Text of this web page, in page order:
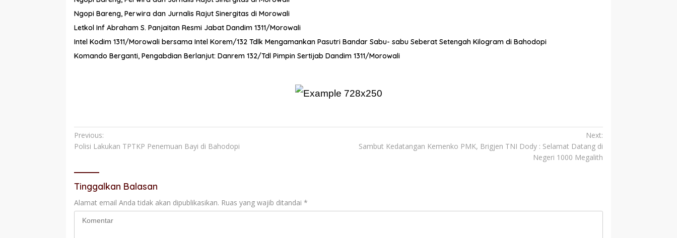
Ngopi Bareng, Perwira dan Jurnalis Rajut Sinergitas di Morowali
Letkol Inf Abraham S. Panjaitan Resmi Jabat Dandim 1311/Morowali
Intel Kodim 1311/Morowali bersama Intel Korem/132 Tdlk Mengamankan Pasutri Bandar Sabu- sabu Seberat Setengah Kilogram di Bahodopi
Komando Berganti, Pengabdian Berlanjut: Danrem 132/Tdl Pimpin Sertijab Dandim 1311/Morowali
Navigasi
pos
Previous:
Polisi Lakukan TPTKP Penemuan Bayi di Bahodopi
Next:
Sambut Kedatangan Kemenko PMK, Brigjen TNI Dody : Selamat Datang di
Negeri 1000 Megalith
Tinggalkan Balasan
Alamat email Anda tidak akan dipublikasikan. Ruas yang wajib ditandai *